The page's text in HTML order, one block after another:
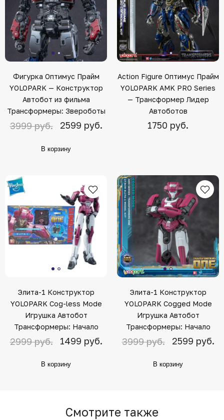
Фигурка Оптимус Прайм
YOLOPARK — Конструктор
Автобот из фильма
Трансформеры: Звероботы
3999 руб. 2599 руб.
В корзину
Action Figure Оптимус Прайм
YOLOPARK AMK PRO Series
— Трансформер Лидер
Автоботов
1750 руб.
Элита-1 Конструктор
YOLOPARK Cog-less Mode
Игрушка Автобот
Трансформеры: Начало
2999 руб. 1499 руб.
В корзину
Элита-1 Конструктор
YOLOPARK Cogged Mode
Игрушка Автобот
Трансформеры: Начало
3999 руб. 2599 руб.
В корзину
Смотрите также